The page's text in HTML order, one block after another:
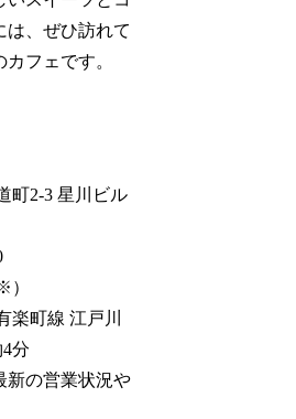
は、ぜひ訪れて
フェです。
町2-3 星川ビル
）
楽町線 江戸川
分
の営業状況や